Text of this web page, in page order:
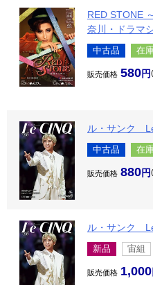
RED STONE
奈川・ドラマ
中古品 在
販売価格 580
ル・サンク
中古品 在
販売価格 880
ル・サンク
新品 宙組
販売価格 1,000